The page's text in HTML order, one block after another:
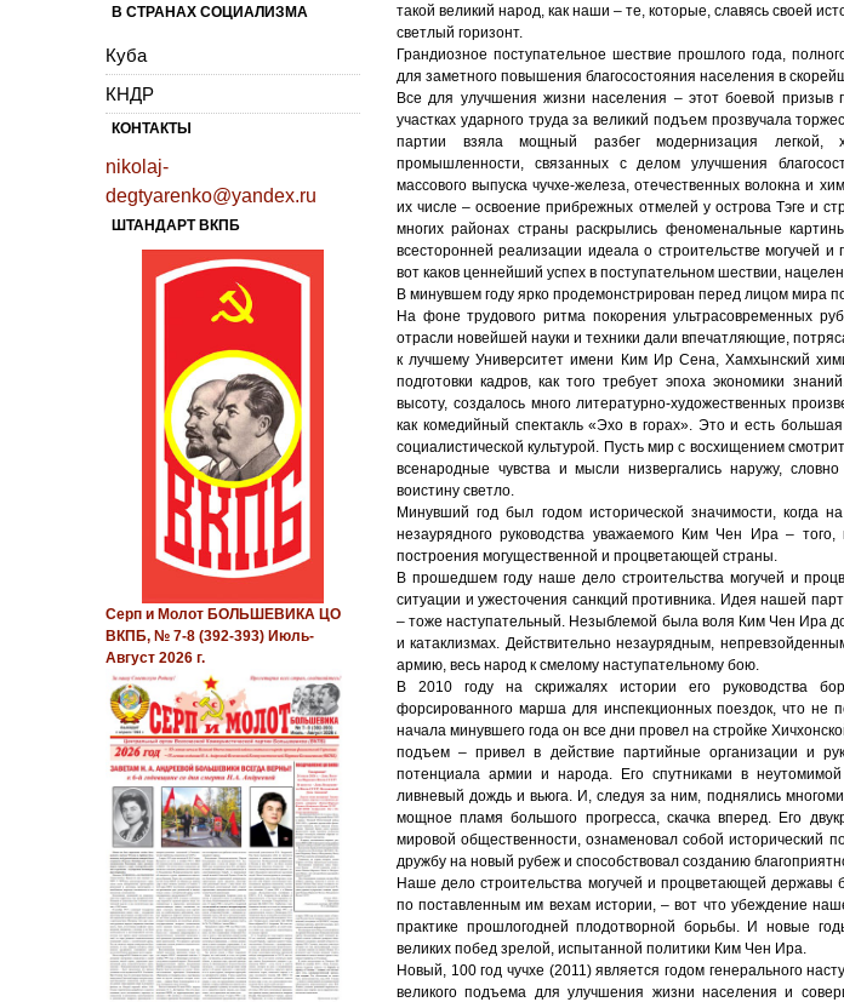
такой великий народ, как наши – те, которые, славясь своей
светлый горизонт.
Грандиозное поступательное шествие прошлого года,
для заметного повышения благосостояния населения в
Все для улучшения жизни населения – этот боевой
участках ударного труда за великий подъем прозвучала
партии взяла мощный разбег модернизация легкой,
промышленности, связанных с делом улучшения
массового выпуска чучхе-железа, отечественных волокна и
их числе – освоение прибрежных отмелей у острова Тэге и
многих районах страны раскрылись феноменальные
всесторонней реализации идеала о строительстве
вот каков ценнейший успех в поступательном шествии,
В минувшем году ярко продемонстрирован перед лицом мира
На фоне трудового ритма покорения ультрасовременных
отрасли новейшей науки и техники дали впечатляющие,
к лучшему Университет имени Ким Ир Сена, Хамхынский
подготовки кадров, как того требует эпоха экономики
высоту, создалось много литературно-художественных
как комедийный спектакль «Эхо в горах». Это и есть
социалистической культурой. Пусть мир с восхищением
всенародные чувства и мысли низвергались наружу,
воистину светло.
Минувший год был годом исторической значимости, когда
незаурядного руководства уважаемого Ким Чен Ира –
построения могущественной и процветающей страны.
В прошедшем году наше дело строительства могучей и
ситуации и ужесточения санкций противника. Идея нашей
– тоже наступательный. Незыблемой была воля Ким Чен Ира
и катаклизмах. Действительно незаурядным,
армию, весь народ к смелому наступательному бою.
В 2010 году на скрижалях истории его руководства
форсированного марша для инспекционных поездок, что не
начала минувшего года он все дни провел на стройке
подъем – привел в действие партийные организации и
потенциала армии и народа. Его спутниками в
ливневый дождь и вьюга. И, следуя за ним, поднялись
мощное пламя большого прогресса, скачка вперед. Его
мировой общественности, ознаменовал собой исторический
дружбу на новый рубеж и способствовал созданию
Наше дело строительства могучей и процветающей
по поставленным им вехам истории, – вот что убеждение
практике прошлогодней плодотворной борьбы. И новые
великих побед зрелой, испытанной политики Ким Чен Ира.
Новый, 100 год чучхе (2011) является годом генерального
великого подъема для улучшения жизни населения и
В СТРАНАХ СОЦИАЛИЗМА
Куба
КНДР
КОНТАКТЫ
nikolaj-
degtyarenko@yandex.ru
ШТАНДАРТ ВКПБ
Серп и Молот БОЛЬШЕВИКА ЦО
ВКПБ, № 7-8 (392-393) Июль-
Август 2026 г.